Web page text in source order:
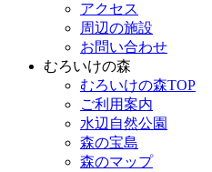
アクセス
周辺の施設
お問い合わせ
むろいけの森
むろいけの森TOP
ご利用案内
水辺自然公園
森の宝島
森のマップ